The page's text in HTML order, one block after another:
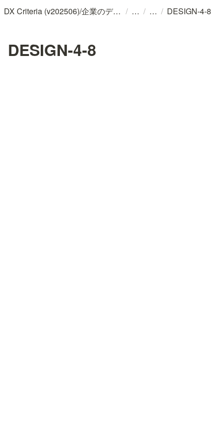
DX Criteria (v202506)/企業のデジタル化とソフトウェア活用のためのガイドライン / / / DESIGN-4-8
DESIGN-4-8